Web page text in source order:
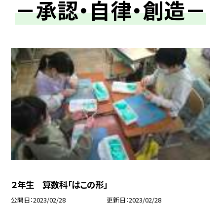
－承認・自律・創造－
２年生 算数科「はこの形」
公開日 2023/02/28 更新日 2023/02/28